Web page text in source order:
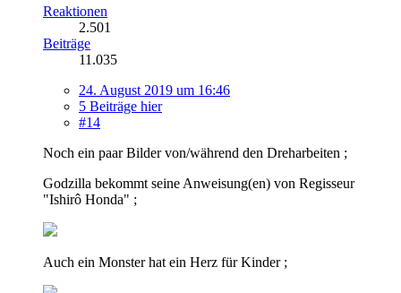
Reaktionen
2.501
Beiträge
11.035
24. August 2019 um 16:46
5 Beiträge hier
#14
Noch ein paar Bilder von/während den Dreharbeiten ;
Godzilla bekommt seine Anweisung(en) von Regisseur
"Ishirô Honda" ;
Auch ein Monster hat ein Herz für Kinder ;